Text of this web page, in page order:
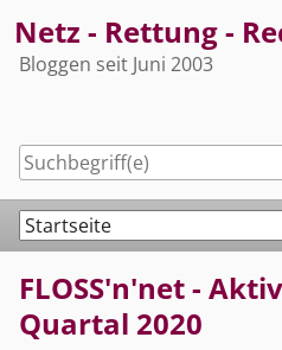
to
content
Netz - Rettung -
Bloggen seit Juni 2003
Navigation
FLOSS'n'net -
Quartal 2020